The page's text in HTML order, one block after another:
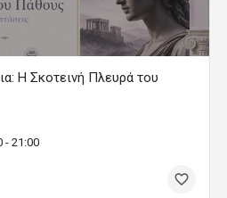
Η Σκοτεινή Πλευρά του
- 21:00